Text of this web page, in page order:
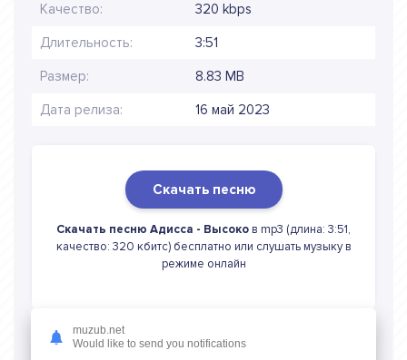
Качество: 320 kbps
Длительность: 3:51
Размер: 8.83 MB
Дата релиза: 16 май 2023
Скачать песню
Скачать песню Адисса - Высоко в mp3 (длина: 3:51,
качество: 320 кбитс) бесплатно или слушать музыку в
режиме онлайн
muzub.net
Would like to send you notifications